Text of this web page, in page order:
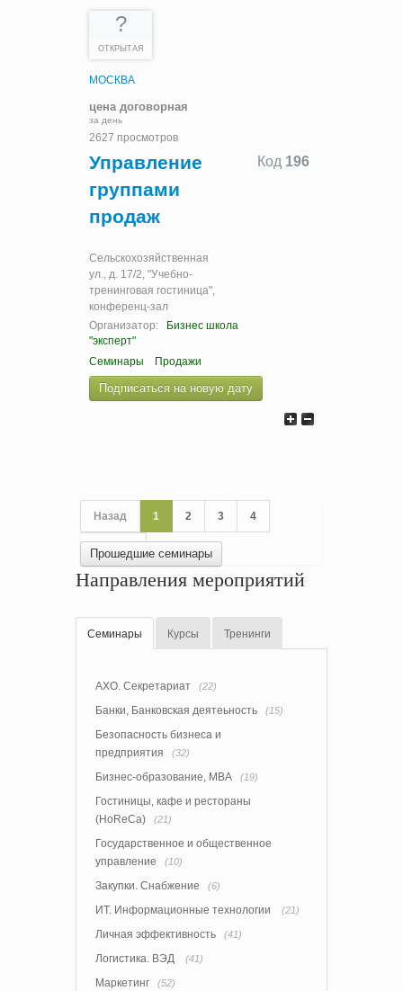
?
ОТКРЫТАЯ
МОСКВА
цена договорная
за день
2627 просмотров
Код 196
Управление
группами
продаж
Сельскохозяйственная
ул., д. 17/2, "Учебно-
тренинговая гостиница",
конференц-зал
Организатор:
Бизнес школа
"эксперт"
Семинары
Продажи
Подписаться на новую дату
Назад 1 2 3 4
Вперед
Прошедшие семинары
Направления мероприятий
Семинары Курсы Тренинги
АХО. Секретариат (22)
Банки, Банковская деятеьность (15)
Безопасность бизнеса и
предприятия
(32)
Бизнес-образование, MBA (19)
Гостиницы, кафе и рестораны
(HoReCa)
(21)
Государственное и общественное
управление
(10)
Закупки. Снабжение (6)
ИТ. Информационные технологии (21)
Личная эффективность (41)
Логистика. ВЭД (41)
Маркетинг (52)